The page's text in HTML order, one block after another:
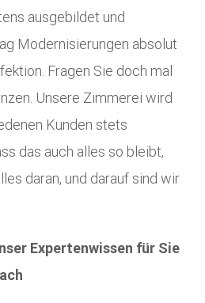
ausgebildet und
Modernisierungen absolut
Fragen Sie doch mal
Unsere Zimmerei wird
Kunden stets
das auch alles so bleibt,
daran, und darauf sind wir
Expertenwissen für Sie